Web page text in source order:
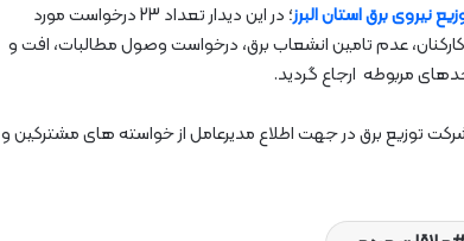
نیروی برق استان البرز
؛ در این دیدار تعداد 23 درخواست مورد
عدم تامین انشعاب برق، درخواست وصول مطالبات، افت و
مربوطه ارجاع گردید.
توزیع برق در جهت اطلاع مدیرعامل از خواسته های مشترکین و